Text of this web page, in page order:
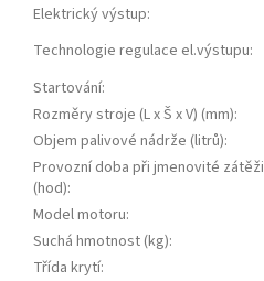
Elektrický výstup:
Technologie regulace el.výstupu:
Startování:
Rozměry stroje (L x Š x V) (mm):
Objem palivové nádrže (litrů):
Provozní doba při jmenovité zátěži
(hod):
Model motoru:
Suchá hmotnost (kg):
Třída krytí: